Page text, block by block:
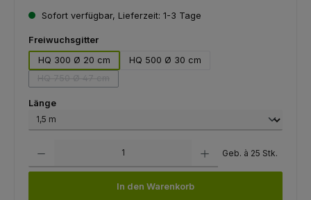
Sofort verfügbar, Lieferzeit: 1-3 Tage
Freiwuchsgitterauswählen
HQ 300 Ø 20 cm
HQ 500 Ø 30 cm
Längeauswählen
Geb. à 25 Stk.
In den Warenkorb